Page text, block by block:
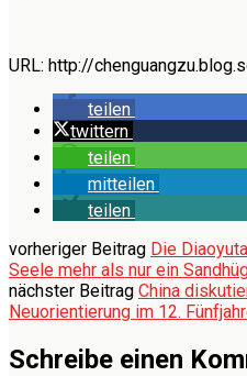
URL: http://
teilen
twittern
teilen
mitteilen
teilen
vorheriger Beitrag Die
Seele mehr als nur ein
nächster Beitrag China
Neuorientierung im 12.
Schreibe einen